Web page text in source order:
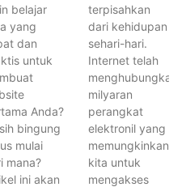
belajar
yang
dan
untuk
Anda?
bingung
mulai
mana?
ini akan
terpisahkan
dari kehidupan
sehari-hari.
Internet telah
menghubungkan
milyaran
perangkat
elektronil yang
memungkinkan
kita untuk
mengakses